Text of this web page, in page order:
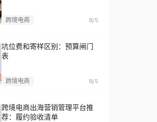
跨境电商 8/5
坑位费和寄样区别：预算闸门
表
跨境电商 8/5
跨境电商出海营销管理平台推
荐：履约验收清单